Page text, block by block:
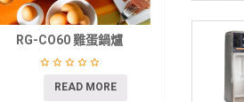
RG-CO60 雞蛋鍋爐
READ MORE